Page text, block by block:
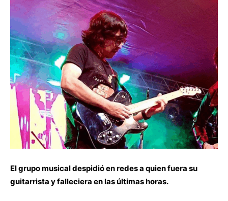
El grupo musical despidió en redes a quien fuera su
guitarrista y falleciera en las últimas horas.